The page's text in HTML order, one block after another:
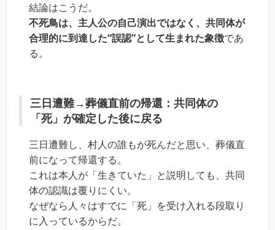
結論はこうだ。
不死鳥は、主人公の自己演出ではなく、共同体が
合理的に到達した“誤認”として生まれた象徴であ
る。
三日遭難→葬儀直前の帰還：共同体の
「死」が確定した後に戻る
三日遭難し、村人の誰もが死んだと思い、葬儀直
前になって帰還する。
これは本人が「生きていた」と説明しても、共同
体の認識は覆りにくい。
なぜなら人々はすでに「死」を受け入れる段取り
に入っているからだ。